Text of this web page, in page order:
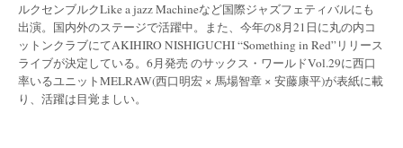
ルクセンブルクLike a jazz Machineなど国際ジャズフェティバルにも
出演。国内外のステージで活躍中。また、今年の8月21日に丸の内コ
ットンクラブにてAKIHIRO NISHIGUCHI “Something in Red”リリース
ライブが決定している。6月発売 のサックス・ワールドVol.29に西口
率いるユニットMELRAW(西口明宏 × 馬場智章 × 安藤康平)が表紙に載
り、活躍は目覚ましい。